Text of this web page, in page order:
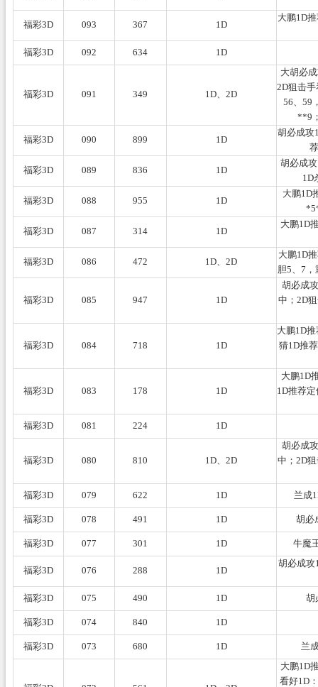
福彩3D 093 367 1D
大鹏1D
福彩3D 092 634 1D
福彩3D 091 349 1D、2D
大胡必
2D狙击
56、59
**9
福彩3D 090 899 1D
胡必成攻
福彩3D 089 836 1D
胡必成
1D
福彩3D 088 955 1D
大鹏1D
福彩3D 087 314 1D
大鹏1D
福彩3D 086 472 1D、2D
大鹏1D
胆5、7
福彩3D 085 947 1D
胡必成
中；2D
福彩3D 084 718 1D
大鹏1D
猜1D推
福彩3D 083 178 1D
大鹏1D
1D推荐
福彩3D 081 224 1D
福彩3D 080 810 1D、2D
胡必成
中；2D
福彩3D 079 622 1D 兰成
福彩3D 078 491 1D 胡必
福彩3D 077 301 1D 牛魔
福彩3D 076 288 1D
胡必成攻
福彩3D 075 490 1D 胡
福彩3D 074 840 1D
福彩3D 073 680 1D 兰
大鹏1D
看好1D